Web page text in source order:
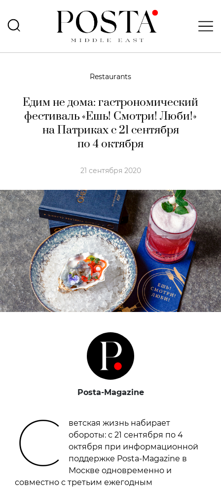
Restaurants
Едим не дома: гастрономический
фестиваль «Ешь! Смотри! Люби!»
на Патриках с 21 сентября
по 4 октября
21 сентября 2020
Posta-Magazine
С
ветская жизнь набирает
обороты: с 21 сентября по 4
октября при информационной
поддержке Posta-Magazine в
Москве одновременно и
совместно с третьим ежегодным